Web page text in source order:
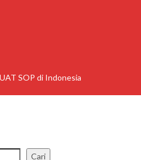
SOP di Indonesia
Cari